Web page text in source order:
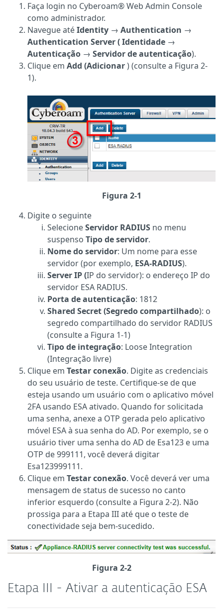
Faça login no Cyberoam® Web Admin Console
como administrador.
Navegue atéIdentity → Authentication →
Authentication Server (Identidade →
Autenticação → Servidor de autenticação).
Clique em Add (Adicionar) (consulte a Figura 2-
1).
Figura 2-1
Digite o seguinte
SelecioneServidor RADIUS no menu
suspenso Tipo de servidor.
Nome do servidor: Um nome para esse
servidor (por exemplo, ESA-RADIUS).
Server IP (IP do servidor): o endereço IP do
servidor ESA RADIUS.
Porta de autenticação: 1812
Shared Secret (Segredo compartilhado): o
segredo compartilhado do servidor RADIUS
(consulte a Figura 1-1)
Tipo de integração: Loose Integration
(Integração livre)
Clique em Testar conexão. Digite as credenciais
do seu usuário de teste. Certifique-se de que
esteja usando um usuário com o aplicativo móvel
2FA usando ESA ativado. Quando for solicitada
uma senha, anexe a OTP gerada pelo aplicativo
móvel ESA à sua senha do AD. Por exemplo, se o
usuário tiver uma senha do AD de Esa123 e uma
OTP de 999111, você deverá digitar
Esa123999111.
Clique em Testar conexão. Você deverá ver uma
mensagem de status de sucesso no canto
inferior esquerdo (consulte a Figura 2-2). Não
prossiga para a Etapa III até que o teste de
conectividade seja bem-sucedido.
Figura 2-2
Etapa III - Ativar a autenticação ESA